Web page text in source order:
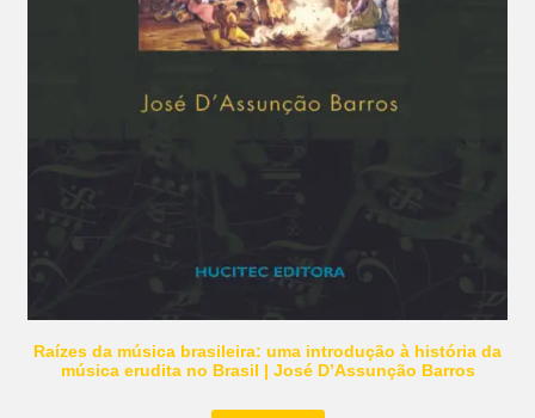
Raízes da música brasileira: uma introdução à história da
música erudita no Brasil | José D’Assunção Barros